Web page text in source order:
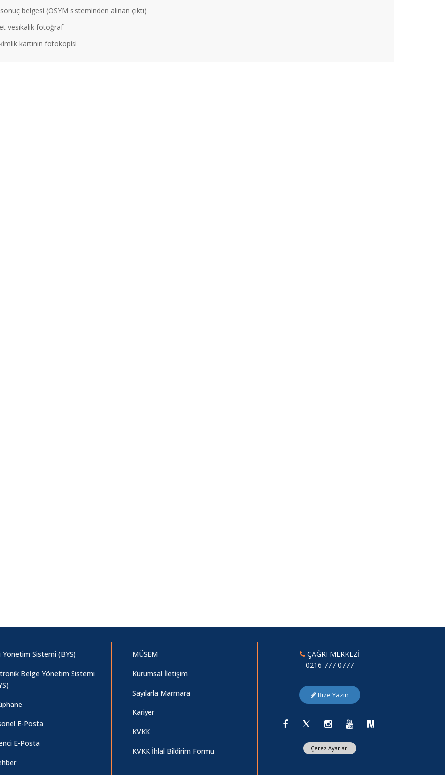
belgesi (ÖSYM sisteminden alınan çıktı)
vesikalık fotoğraf
kartının fotokopisi
Yönetim Sistemi (BYS)
Belge Yönetim Sistemi
E-Posta
E-Posta
MÜSEM
Kurumsal İletişim
Sayılarla Marmara
Kariyer
KVKK
KVKK İhlal Bildirim Formu
ÇAĞRI MERKEZİ
0216 777 0777
Bize Yazın
Çerez Ayarları